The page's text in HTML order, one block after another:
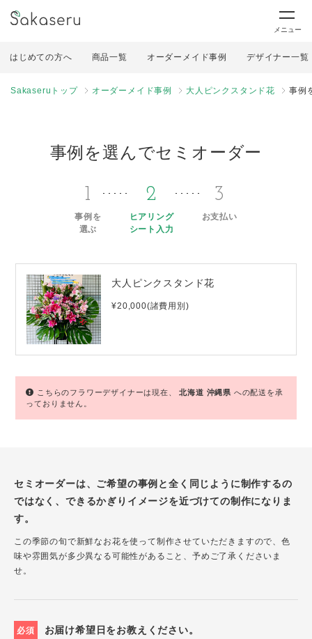
メニュー
はじめての方へ 商品一覧 オーダーメイド事例 デザイナー一覧
Sakaseruトップ オーダーメイド事例 大人ピンクスタンド花 事例
事例を選んでセミオーダー
1
事例を
選ぶ
2
ヒアリング
シート入力
3
お支払い
大人ピンクスタンド花
¥20,000(諸費用別)
こちらのフラワーデザイナーは現在、北海道 沖縄県 への配送を承
っておりません。
セミオーダーは、ご希望の事例と全く同じように制作するの
ではなく、できるかぎりイメージを近づけての制作になりま
す。
この季節の旬で新鮮なお花を使って制作させていただきますので、色
味や雰囲気が多少異なる可能性があること、予めご了承くださいま
せ。
必須 お届け希望日をお教えください。